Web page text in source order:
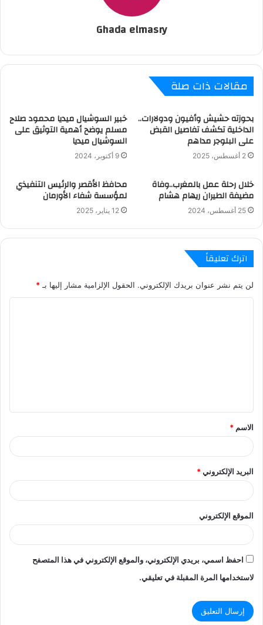
Ghada elmasry
مقالات ذات صلة
بحوزته حشيش وأفيون ودولارات..
الداخلية تكشف تفاصيل القبض
على البلوجر مداهم
2 أغسطس، 2025
خبير السوشيال ميديا محمود صلاح
مسلم يوضح أهمية التوثيق على
السوشيال ميديا
9 أكتوبر، 2024
خلال رحلة عمل بالمغرب..وفاة
مضيفة الطيران ريهام هشام
25 أغسطس، 2024
محافظ الأقصر والرئيس التنفيذي
لمؤسسة شفاء الأورمان
12 يناير، 2025
اترك تعليقاً
لن يتم نشر عنوان بريدك الإلكتروني. الحقول الإلزامية مشار إليها بـ *
ق
*
الاسم *
البريد الإلكتروني*
الموقع الإلكتروني
احفظ اسمي، بريدي الإلكتروني، والموقع الإلكتروني في هذا المتصفح
لاستخدامها المرة المقبلة في تعليقي.